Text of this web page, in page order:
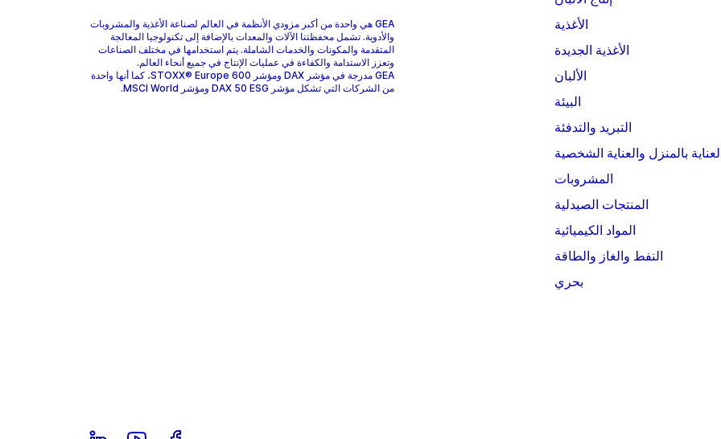
GEA هي واحدة من أكبر مزودي الأنظمة في العالم لصناعة الأغذية والمشروبات
والأدوية. تشمل محفظتنا الآلات والمعدات بالإضافة إلى تكنولوجيا المعالجة
المتقدمة والمكونات والخدمات الشاملة. يتم استخدامها في مختلف الصناعات
وتعزز الاستدامة والكفاءة في عمليات الإنتاج في جميع أنحاء العالم.
GEA مدرجة في مؤشر DAX ومؤشر STOXX® Europe 600، كما أنها واحدة
من الشركات التي تشكل مؤشر DAX 50 ESG ومؤشر MSCI World.
الأغذية
الأغذية الجديدة
الألبان
البيئة
التبريد والتدفئة
بالمنزل والعناية الشخصية
المشروبات
المنتجات الصيدلية
المواد الكيميائية
النفط والغاز والطاقة
بحري